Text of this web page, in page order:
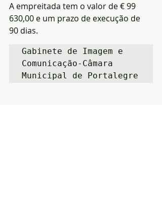
A empreitada tem o valor de € 99
630,00 e um prazo de execução de
90 dias.
Gabinete de Imagem e
Comunicação-Câmara
Municipal de Portalegre